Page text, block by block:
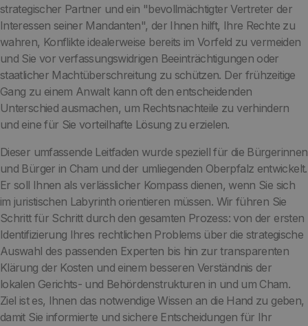
strategischer Partner und ein "bevollmächtigter Vertreter der
Interessen seiner Mandanten", der Ihnen hilft, Ihre Rechte zu
wahren, Konflikte idealerweise bereits im Vorfeld zu vermeiden
und Sie vor verfassungswidrigen Beeinträchtigungen oder
staatlicher Machtüberschreitung zu schützen. Der frühzeitige
Gang zu einem Anwalt kann oft den entscheidenden
Unterschied ausmachen, um Rechtsnachteile zu verhindern
und eine für Sie vorteilhafte Lösung zu erzielen.
Dieser umfassende Leitfaden wurde speziell für die Bürgerinnen
und Bürger in Cham und der umliegenden Oberpfalz entwickelt.
Er soll Ihnen als verlässlicher Kompass dienen, wenn Sie sich
im juristischen Labyrinth orientieren müssen. Wir führen Sie
Schritt für Schritt durch den gesamten Prozess: von der ersten
Identifizierung Ihres rechtlichen Problems über die strategische
Auswahl des passenden Experten bis hin zur transparenten
Klärung der Kosten und einem besseren Verständnis der
lokalen Gerichts- und Behördenstrukturen in und um Cham.
Ziel ist es, Ihnen das notwendige Wissen an die Hand zu geben,
damit Sie informierte und sichere Entscheidungen für Ihr